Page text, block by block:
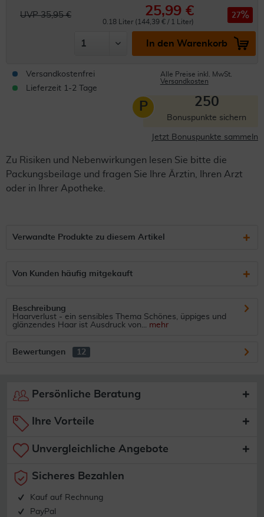
UVP 35,95 € 25,99 €
0.18 Liter (144,39 € / 1 Liter)
27
In den Warenkorb
Versandkostenfrei
Lieferzeit 1-2 Tage
Alle Preise inkl. MwSt.
Versandkosten
P 250
Bonuspunkte sichern
Jetzt Bonuspunkte sammeln
Zu Risiken und Nebenwirkungen lesen Sie bitte die
Packungsbeilage und fragen Sie Ihre Ärztin, Ihren Arzt
oder in Ihrer Apotheke.
Verwandte Produkte zu diesem Artikel
Von Kunden häufig mitgekauft
Beschreibung
Haarverlust - ein sensibles Thema Schönes, üppiges und
glänzendes Haar ist Ausdruck von... mehr
Bewertungen 12
Persönliche Beratung
Ihre Vorteile
Unvergleichliche Angebote
Sicheres Bezahlen
Kauf auf Rechnung
PayPal